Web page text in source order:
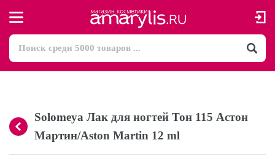
Solomeya Лак для ногтей Тон 115 Астон
Мартин/Aston Martin 12 ml